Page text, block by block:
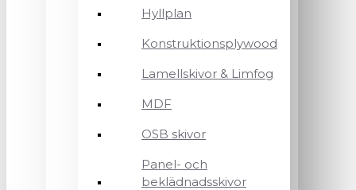
Hyllplan
Konstruktionsplywood
Lamellskivor & Limfog
MDF
OSB skivor
Panel- och
beklädnadsskivor